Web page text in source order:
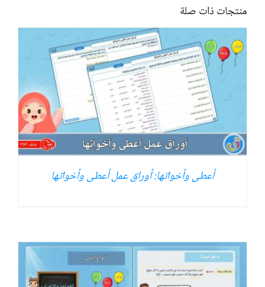
منتجات ذات صلة
أعطى وأخواتها: أوراق عمل أعطى وأخواتها